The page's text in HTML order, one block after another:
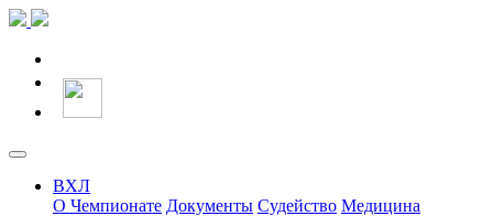
ВХЛ
О Чемпионате Документы Судейство Медицина